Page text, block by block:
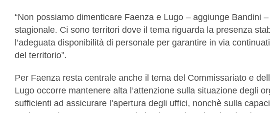
“Non possiamo dimenticare Faenza e Lugo – aggiunge Bandini
stagionale. Ci sono territori dove il tema riguarda la presenza
l’adeguata disponibilità di personale per garantire in via
del territorio”.
Per Faenza resta centrale anche il tema del Commissariato e
Lugo occorre mantenere alta l’attenzione sulla situazione degli
sufficienti ad assicurare l’apertura degli uffici, nonchè sulla